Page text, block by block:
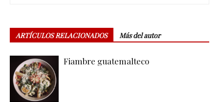
ARTÍCULOS RELACIONADOS Más del autor
Fiambre guatemalteco